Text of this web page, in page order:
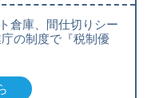
倉庫、間仕切りシー
の制度で『税制優